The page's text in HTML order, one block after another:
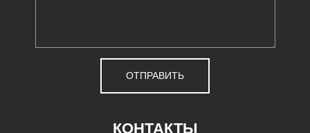
ОТПРАВИТЬ
КОНТАКТЫ